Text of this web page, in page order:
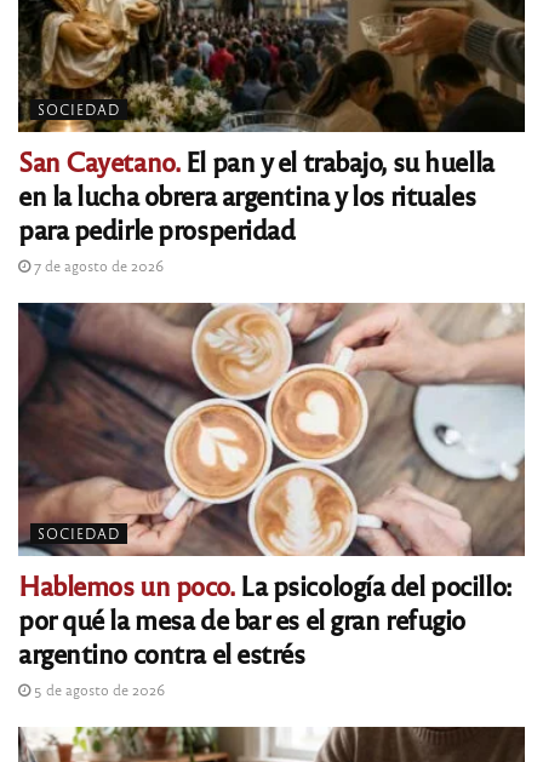
SOCIEDAD
San Cayetano.El pan y el trabajo, su huella
en la lucha obrera argentina y los rituales
para pedirle prosperidad
7 de agosto de 2026
SOCIEDAD
Hablemos un poco.La psicología del pocillo:
por qué la mesa de bar es el gran refugio
argentino contra el estrés
5 de agosto de 2026